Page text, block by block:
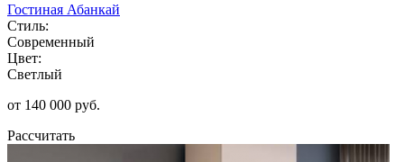
Гостиная Абанкай
Стиль:
Современный
Цвет:
Светлый
от 140 000 руб.
Рассчитать